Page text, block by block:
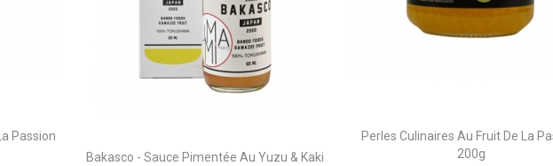
Passion
Bakasco - Sauce Pimentée Au Yuzu & Kaki
Perles Culinaires Au Fruit De La
200g